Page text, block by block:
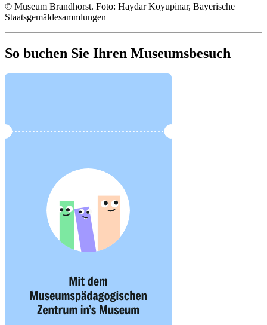
© Museum Brandhorst. Foto: Haydar Koyupinar, Bayerische
Staatsgemäldesammlungen
So buchen Sie Ihren Museumsbesuch